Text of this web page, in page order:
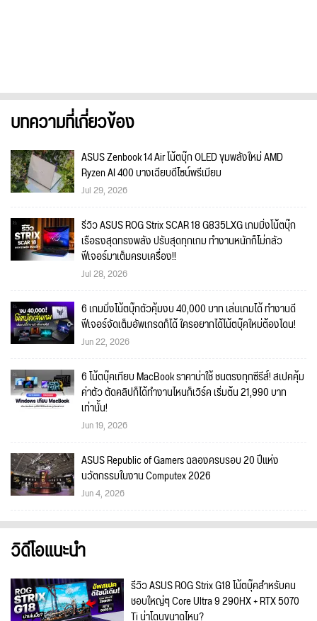
บทความที่เกี่ยวข้อง
ASUS Zenbook 14 Air โน้ตบุ๊ก OLED ขุมพลังใหม่ AMD
Ryzen AI 400 บางเฉียบดีไซน์พรีเมียม
Jul 29, 2026
รีวิว ASUS ROG Strix SCAR 18 G835LXG เกมมิ่งโน้ตบุ๊ก
เรือธงสุดทรงพลัง ปรับสุดทุกเกม ทำงานหนักก็ไม่กลัว
ฟีเจอร์มาเต็มครบเครื่อง!!
Jul 28, 2026
6 เกมมิ่งโน้ตบุ๊กตัวคุ้มงบ 40,000 บาท เล่นเกมได้ ทำงานดี
ฟีเจอร์จัดเต็มอัพเกรดก็ได้ ใครอยากได้โน้ตบุ๊คใหม่ต้องโดน!
Jun 22, 2026
6 โน้ตบุ๊คเทียบ MacBook ราคาน่าใช้ ชนตรงทุกซีรีส์! สเปคคุ้ม
ค่าตัว ตัดคลิปก็ได้ทำงานไหนก็เวิร์ค เริ่มต้น 21,990 บาท
เท่านั้น!
Jun 19, 2026
ASUS Republic of Gamers ฉลองครบรอบ 20 ปีแห่ง
นวัตกรรมในงาน Computex 2026
Jun 4, 2026
วิดีโอแนะนำ
รีวิว ASUS ROG Strix G18 โน้ตบุ๊คสำหรับคน
ชอบใหญ่ๆ Core Ultra 9 290HX + RTX 5070